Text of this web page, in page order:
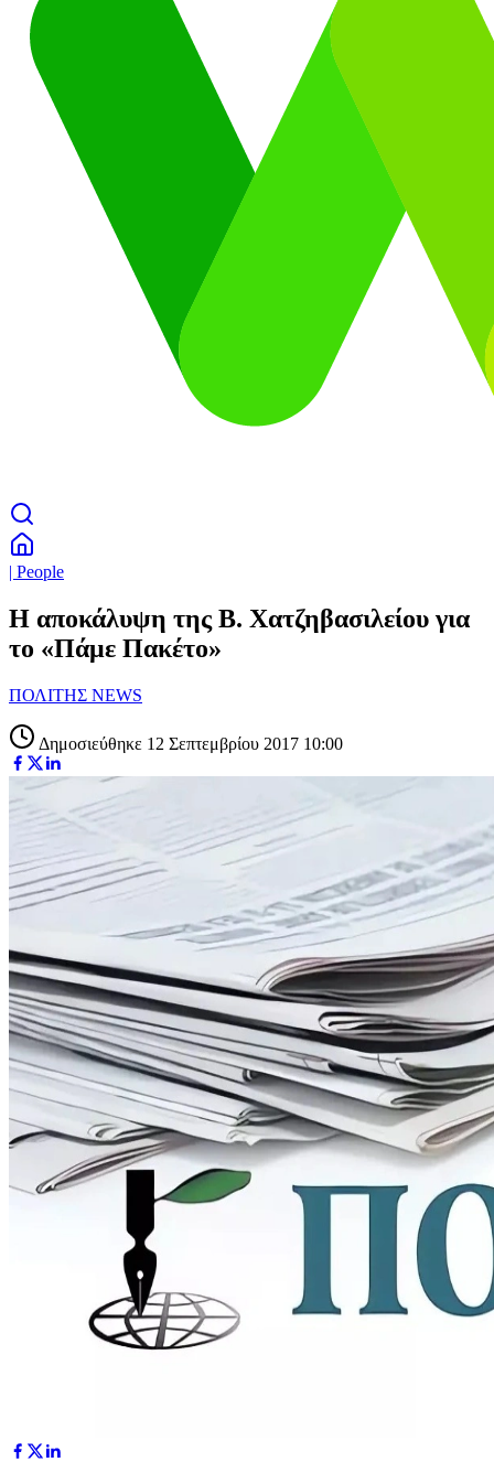
| People
Η αποκάλυψη της Β. Χατζηβασιλείου για
το «Πάμε Πακέτο»
ΠΟΛΙΤΗΣ NEWS
Δημοσιεύθηκε 12 Σεπτεμβρίου 2017 10:00